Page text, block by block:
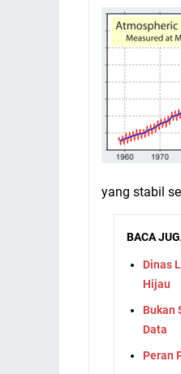
yang stabil
BACA
Dinas
Hijau
Bukan
Data
Peran